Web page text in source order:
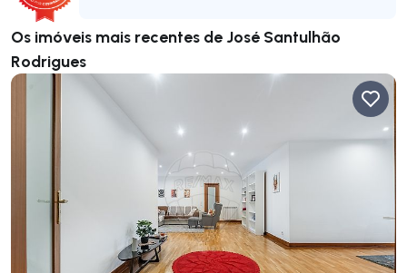
Os imóveis mais recentes de José Santulhão
Rodrigues